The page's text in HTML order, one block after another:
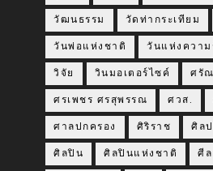
วัฒนธรรม วัดท่ากระเทียม
วันพ่อแห่งชาติ วันแห่งความ
วิจัย วินมอเตอร์ไซค์ ศรั
ศรเพชร ศรสุพรรณ ศวส.
ศาลปกครอง ศิริราช ศิล
ศิลปิน ศิลปินแห่งชาติ ศี